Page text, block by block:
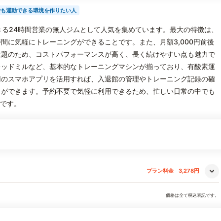
運動できる環境を作りたい人
24時間営業の無人ジムとして人気を集めています。最大の特徴は、
に気軽にトレーニングができることです。また、月額3,000円前後
のため、コストパフォーマンスが高く、長く続けやすい点も魅力で
ドミルなど、基本的なトレーニングマシンが揃っており、有酸素運
スマホアプリを活用すれば、入退館の管理やトレーニング記録の確
できます。予約不要で気軽に利用できるため、忙しい日常の中でも
す。
プラン料金 3,278円
価格は全て税込表記です。